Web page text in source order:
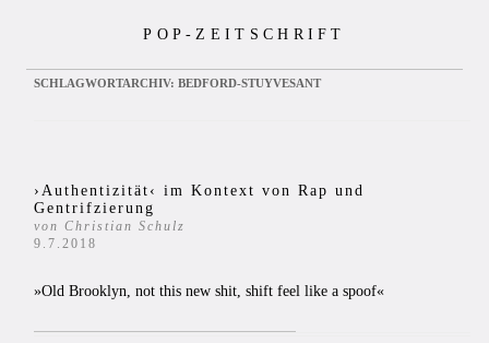
POP-ZEITSCHRIFT
SCHLAGWORTARCHIV: BEDFORD-STUYVESANT
›Authentizität‹ im Kontext von Rap und
Gentrifzierung
von Christian Schulz
9.7.2018
»Old Brooklyn, not this new shit, shift feel like a spoof«